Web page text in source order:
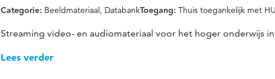
Categorie: Beeldmateriaal, DatabankToegang: Thuis toegankelijk met
Streaming video- en audiomateriaal voor het hoger onderwijs
Lees verder